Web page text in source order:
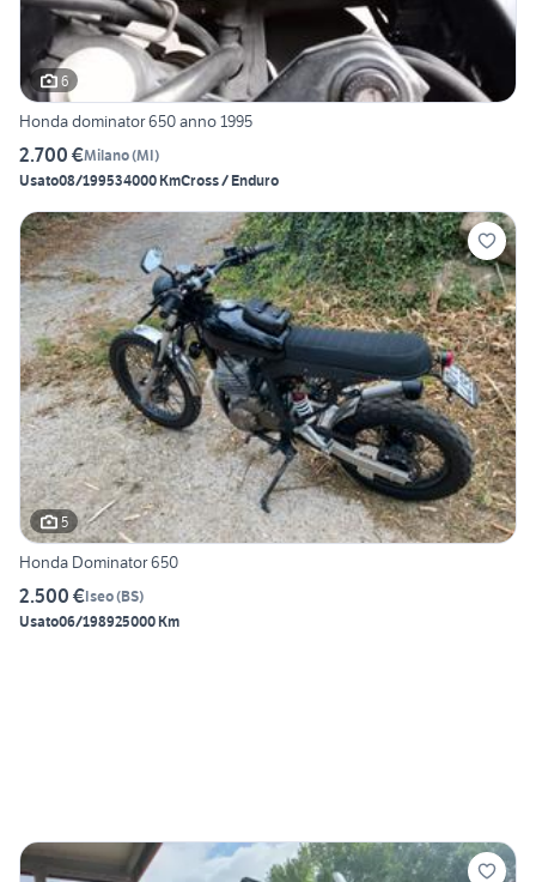
6
Honda dominator 650 anno 1995
2.700 €Milano(MI)
Usato08/199534000 KmCross / Enduro
5
Honda Dominator 650
2.500 €Iseo(BS)
Usato06/198925000 Km